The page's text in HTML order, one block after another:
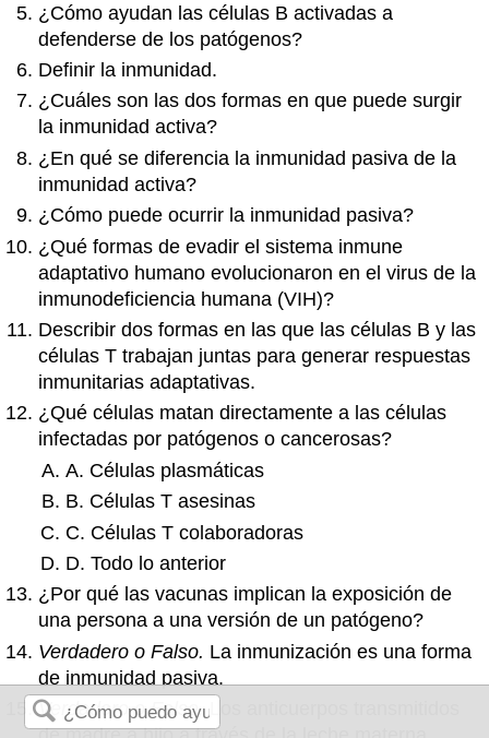
¿Cómo ayudan las células B activadas a
defenderse de los patógenos?
Definir la inmunidad.
¿Cuáles son las dos formas en que puede surgir
la inmunidad activa?
¿En qué se diferencia la inmunidad pasiva de la
inmunidad activa?
¿Cómo puede ocurrir la inmunidad pasiva?
¿Qué formas de evadir el sistema inmune
adaptativo humano evolucionaron en el virus de la
inmunodeficiencia humana (VIH)?
Describir dos formas en las que las células B y las
células T trabajan juntas para generar respuestas
inmunitarias adaptativas.
¿Qué células matan directamente a las células
infectadas por patógenos o cancerosas?
A. Células plasmáticas
B. Células T asesinas
C. Células T colaboradoras
D. Todo lo anterior
¿Por qué las vacunas implican la exposición de
una persona a una versión de un patógeno?
Verdadero o Falso. La inmunización es una forma
de inmunidad pasiva.
Verdadero o Falso.